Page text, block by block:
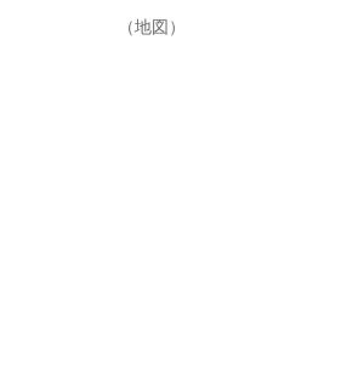
（地図）